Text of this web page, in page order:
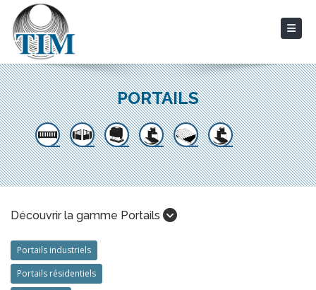
PORTAILS
Découvrir la gamme Portails
Portails industriels
Portails résidentiels